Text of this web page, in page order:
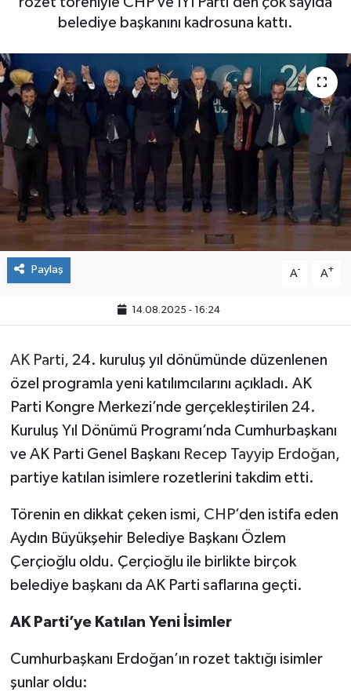
belediye başkanını kadrosuna kattı.
Paylaş A- A+
14.08.2025 - 16:24
AK Parti, 24. kuruluş yıl dönümünde düzenlenen
özel programla yeni katılımcılarını açıkladı. AK
Parti Kongre Merkezi’nde gerçekleştirilen 24.
Kuruluş Yıl Dönümü Programı’nda Cumhurbaşkanı
ve AK Parti Genel Başkanı Recep Tayyip Erdoğan,
partiye katılan isimlere rozetlerini takdim etti.
Törenin en dikkat çeken ismi, CHP’den istifa eden
Aydın Büyükşehir Belediye Başkanı Özlem
Çerçioğlu oldu. Çerçioğlu ile birlikte birçok
belediye başkanı da AK Parti saflarına geçti.
AK Parti’ye Katılan Yeni İsimler
Cumhurbaşkanı Erdoğan’ın rozet taktığı isimler
şunlar oldu: